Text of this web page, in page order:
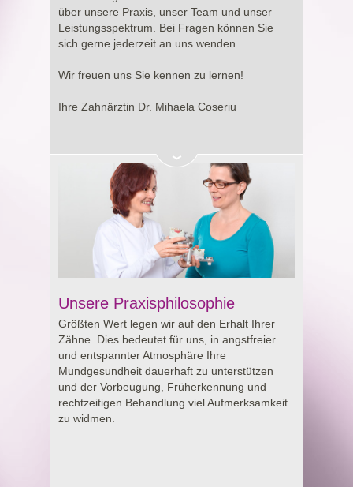
über unsere Praxis, unser Team und unser
Leistungsspektrum. Bei Fragen können Sie
sich gerne jederzeit an uns wenden.
Wir freuen uns Sie kennen zu lernen!
Ihre Zahnärztin Dr. Mihaela Coseriu
Unsere Praxisphilosophie
Größten Wert legen wir auf den Erhalt Ihrer
Zähne. Dies bedeutet für uns, in angstfreier
und entspannter Atmosphäre Ihre
Mundgesundheit dauerhaft zu unterstützen
und der Vorbeugung, Früherkennung und
rechtzeitigen Behandlung viel Aufmerksamkeit
zu widmen.